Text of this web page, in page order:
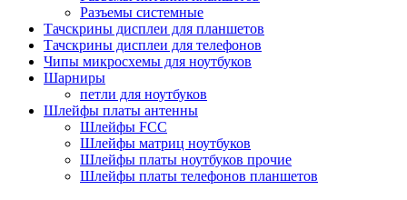
Разъемы системные
Тачскрины дисплеи для планшетов
Тачскрины дисплеи для телефонов
Чипы микросхемы для ноутбуков
Шарниры
петли для ноутбуков
Шлейфы платы антенны
Шлейфы FCC
Шлейфы матриц ноутбуков
Шлейфы платы ноутбуков прочие
Шлейфы платы телефонов планшетов